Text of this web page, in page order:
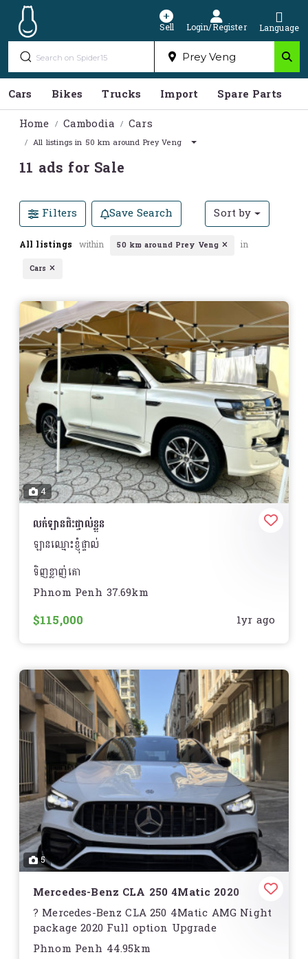
Sell Login/Register Language
Cars Bikes Trucks Import Spare Parts
Home
Cambodia Cars
All listings in 50 km around Prey Veng
11 ads for Sale
Filters Save Search Sort by
All listings within 50 km around Prey Veng in
Cars
4
លក់ឡានជិះផ្ទាល់ខ្លួន
ឡានឈ្មោះខ្ញុំផ្ទាល់
ទិញខ្លាញ់គោ
ធានានៅថ្មីស្អាត
Phnom Penh 37.69km
$115,000 1yr ago
5
Mercedes-Benz CLA 250 4Matic 2020
? Mercedes-Benz CLA 250 4Matic AMG Night
package 2020 Full option Upgrade
CLA45AMG.
Phnom Penh 44.95km